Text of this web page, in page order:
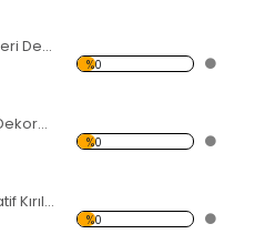
8'li İskambil Şekilleri Dekoratif Kırılmaz Ayna
%0
Kokteyl Bardağı Dekoratif Kırılmaz Ayna
%0
Semazen Dekoratif Kırılmaz Ayna
%0